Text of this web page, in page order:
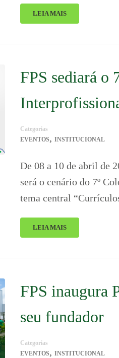
LEIA MAIS
FPS sediará o
Categorias
EVENTOS, INSTITUCIONAL
De 08 a 10 de abril de
será o cenário do 7º
tema central
LEIA MAIS
FPS inaugura
seu fundador
Categorias
EVENTOS, INSTITUCIONAL